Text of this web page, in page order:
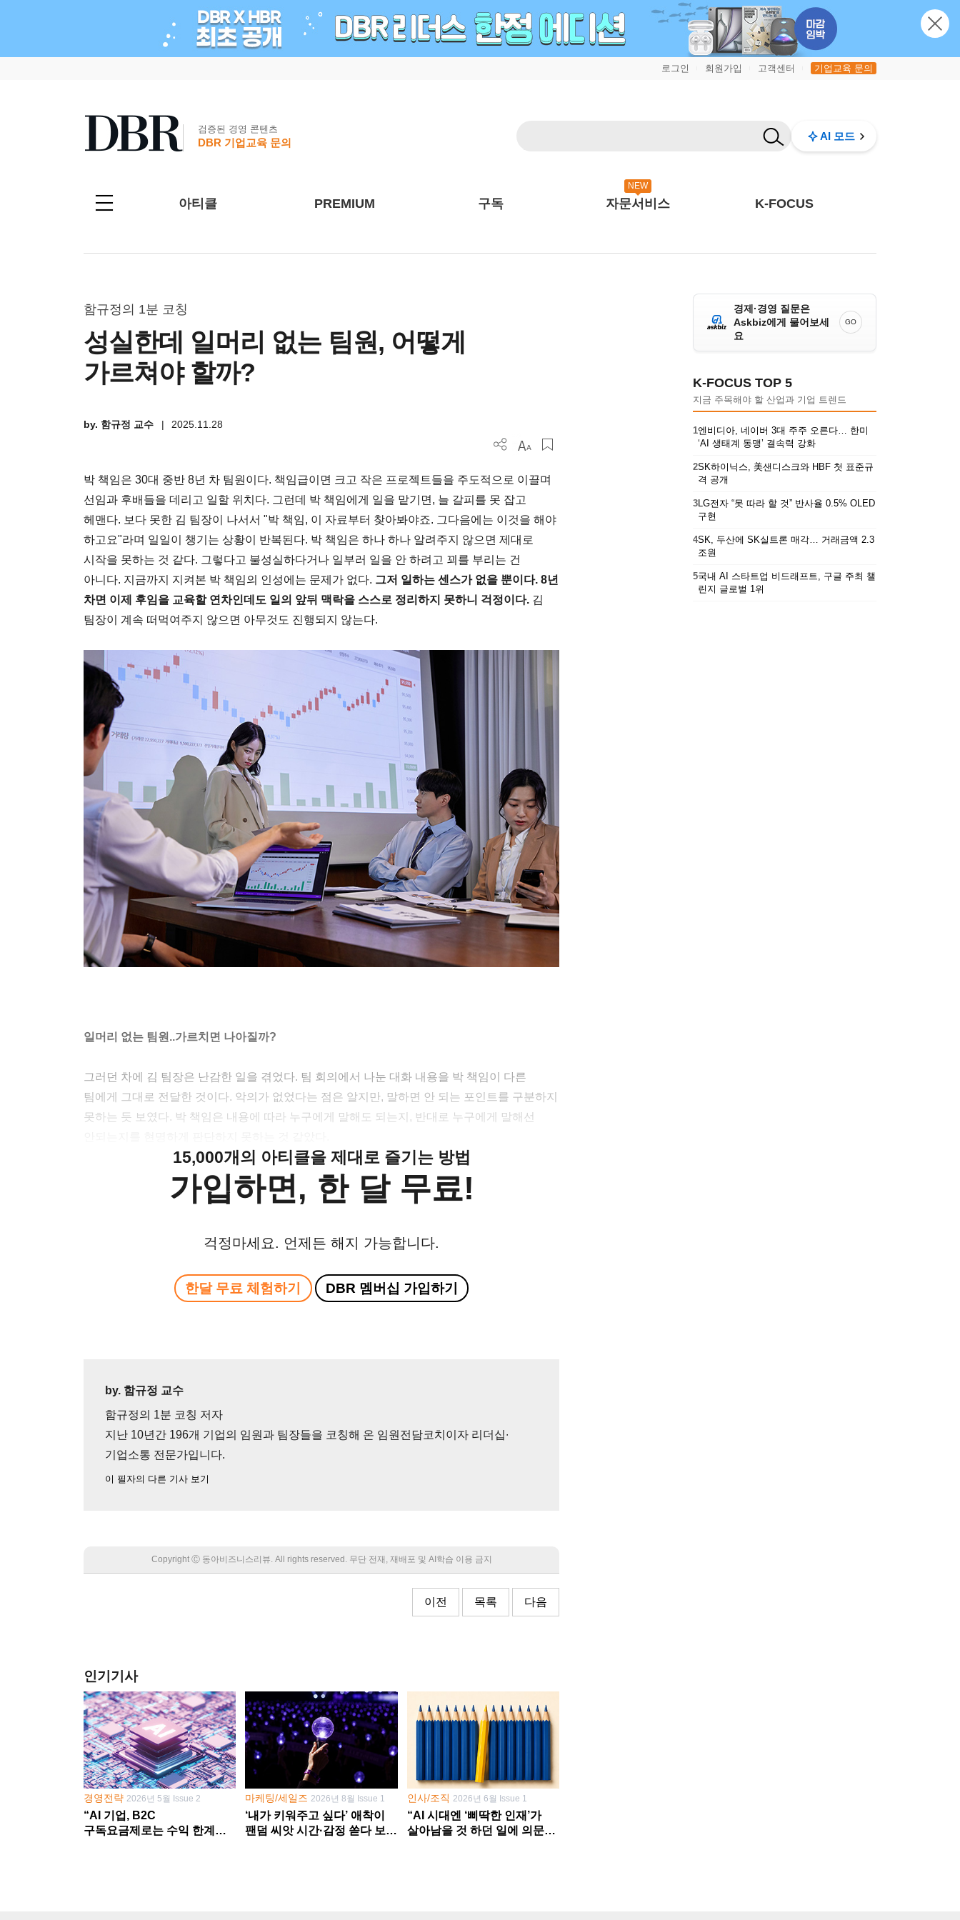
로그인 회원가입 고객센터 기업교육 문의
검증된 경영 콘텐츠
DBR 기업교육 문의
AI 모드
아티클 PREMIUM 구독
NEW
자문서비스 K-FOCUS
함규정의 1분 코칭
성실한데 일머리 없는 팀원, 어떻게
가르쳐야 할까?
by. 함규정 교수 | 2025.11.28
박 책임은 30대 중반 8년 차 팀원이다. 책임급이면 크고 작은 프로젝트들을 주도적으로 이끌며
선임과 후배들을 데리고 일할 위치다. 그런데 박 책임에게 일을 맡기면, 늘 갈피를 못 잡고
헤맨다. 보다 못한 김 팀장이 나서서 "박 책임, 이 자료부터 찾아봐야죠. 그다음에는 이것을 해야
하고요"라며 일일이 챙기는 상황이 반복된다. 박 책임은 하나 하나 알려주지 않으면 제대로
시작을 못하는 것 같다. 그렇다고 불성실하다거나 일부러 일을 안 하려고 꾀를 부리는 건
아니다. 지금까지 지켜본 박 책임의 인성에는 문제가 없다. 그저 일하는 센스가 없을 뿐이다. 8년
차면 이제 후임을 교육할 연차인데도 일의 앞뒤 맥락을 스스로 정리하지 못하니 걱정이다. 김
팀장이 계속 떠먹여주지 않으면 아무것도 진행되지 않는다.
일머리 없는 팀원..가르치면 나아질까?
그러던 차에 김 팀장은 난감한 일을 겪었다. 팀 회의에서 나눈 대화 내용을 박 책임이 다른
팀에게 그대로 전달한 것이다. 악의가 없었다는 점은 알지만, 말하면 안 되는 포인트를 구분하지
못하는 듯 보였다. 박 책임은 내용에 따라 누구에게 말해도 되는지, 반대로 누구에게 말해선
15,000개의 아티클을 제대로 즐기는 방법
가입하면, 한 달 무료!
걱정마세요. 언제든 해지 가능합니다.
한달 무료 체험하기 DBR 멤버십 가입하기
by. 함규정 교수
함규정의 1분 코칭 저자
지난 10년간 196개 기업의 임원과 팀장들을 코칭해 온 임원전담코치이자 리더십∙
기업소통 전문가입니다.
이 필자의 다른 기사 보기
Copyright Ⓒ 동아비즈니스리뷰. All rights reserved. 무단 전재, 재배포 및 AI학습 이용 금지
이전 목록 다음
인기기사
경영전략 2026년 5월 Issue 2
“AI 기업, B2C
구독요금제로는 수익 한계
마케팅/세일즈2026년 8월 Issue 1
‘내가 키워주고 싶다’ 애착이
팬덤 씨앗 시간·감정 쏟다 보면
인사/조직 2026년 6월 Issue 1
“AI 시대엔 ‘삐딱한 인재’가
살아남을 것 하던 일에 의문
경제·경영 질문은
Askbiz에게 물어보세
요
GO
K-FOCUS TOP 5
지금 주목해야 할 산업과 기업 트렌드
1엔비디아, 네이버 3대 주주 오른다… 한미
‘AI 생태계 동맹’ 결속력 강화
2SK하이닉스, 美샌디스크와 HBF 첫 표준규
격 공개
3LG전자 “못 따라 할 것” 반사율 0.5% OLED
구현
4SK, 두산에 SK실트론 매각… 거래금액 2.3
조원
5국내 AI 스타트업 비드래프트, 구글 주최 챌
린지 글로벌 1위